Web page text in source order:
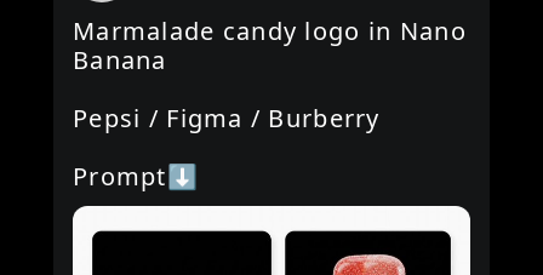
Marmalade candy logo in Nano
Banana
Pepsi / Figma / Burberry
Prompt⬇️